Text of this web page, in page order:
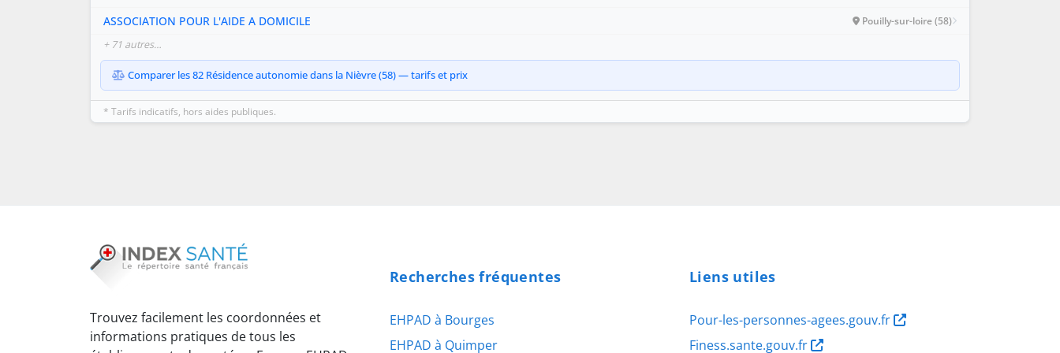
ASSOCIATION POUR L'AIDE A DOMICILE
Pouilly-sur-loire (58)
+ 71 autres…
Comparer les 82 Résidence autonomie dans la Nièvre (58) — tarifs et prix
* Tarifs indicatifs, hors aides publiques.
Trouvez facilement les coordonnées et
informations pratiques de tous les
Recherches fréquentes
EHPAD à Bourges
EHPAD à Quimper
Liens utiles
Pour-les-personnes-agees.gouv.fr
Finess.sante.gouv.fr